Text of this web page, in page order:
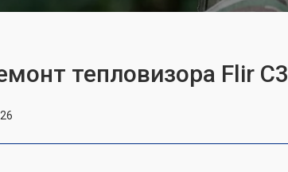
тепловизора Flir С3